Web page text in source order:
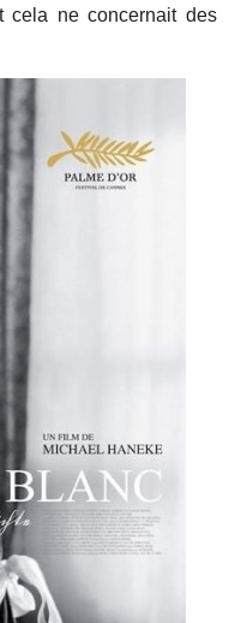
cela ne concernait des